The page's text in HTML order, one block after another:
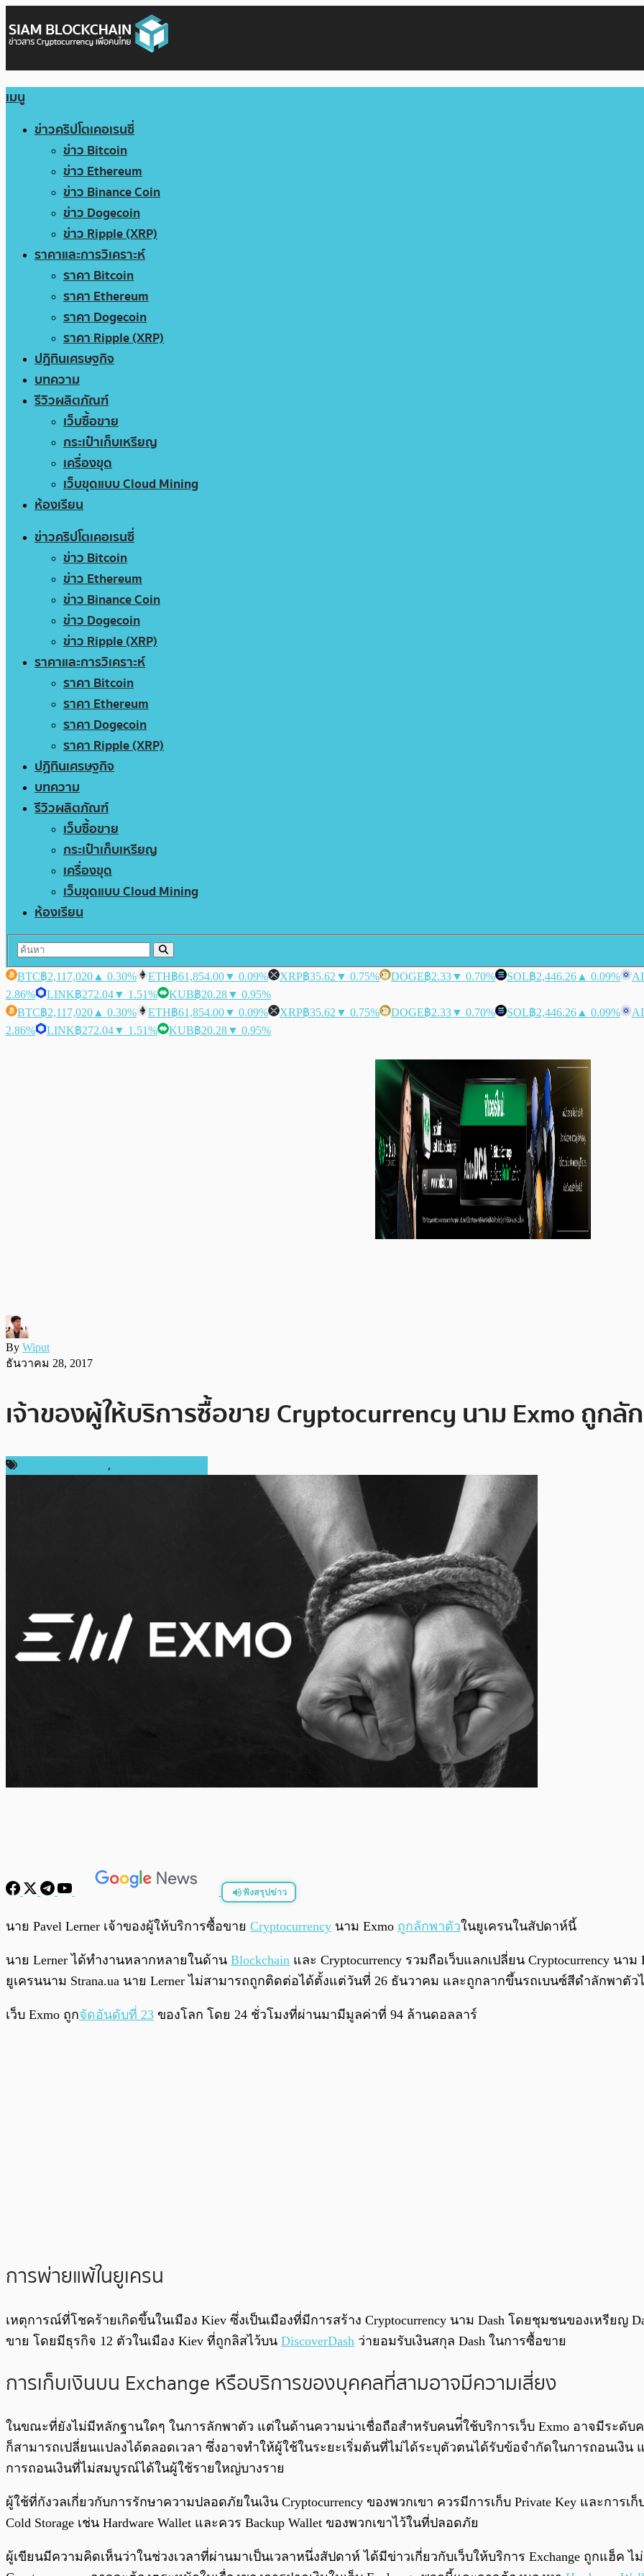
เมนู
ข่าวคริปโตเคอเรนซี่
ข่าว Bitcoin
ข่าว Ethereum
ข่าว Binance Coin
ข่าว Dogecoin
ข่าว Ripple (XRP)
ราคาและการวิเคราะห์
ราคา Bitcoin
ราคา Ethereum
ราคา Dogecoin
ราคา Ripple (XRP)
ปฏิทินเศรษฐกิจ
บทความ
รีวิวผลิตภัณฑ์
เว็บซื้อขาย
กระเป๋าเก็บเหรียญ
เครื่องขุด
เว็บขุดแบบ Cloud Mining
ห้องเรียน
ข่าวคริปโตเคอเรนซี่
ข่าว Bitcoin
ข่าว Ethereum
ข่าว Binance Coin
ข่าว Dogecoin
ข่าว Ripple (XRP)
ราคาและการวิเคราะห์
ราคา Bitcoin
ราคา Ethereum
ราคา Dogecoin
ราคา Ripple (XRP)
ปฏิทินเศรษฐกิจ
บทความ
รีวิวผลิตภัณฑ์
เว็บซื้อขาย
กระเป๋าเก็บเหรียญ
เครื่องขุด
เว็บขุดแบบ Cloud Mining
ห้องเรียน
BTC฿2,117,020 ▲ 0.30% ETH฿61,854.00▼ 0.09% XRP฿35.62 ▼ 0.75% DOGE฿2.33▼ 0.70% SOL฿2,446.26 ▲ 0.09%
2.86%
LINK฿272.04▼ 1.51% KUB฿20.28▼ 0.95%
BTC฿2,117,020 ▲ 0.30% ETH฿61,854.00▼ 0.09% XRP฿35.62 ▼ 0.75% DOGE฿2.33▼ 0.70% SOL฿2,446.26 ▲ 0.09%
2.86%
LINK฿272.04▼ 1.51% KUB฿20.28▼ 0.95%
By Wiput
ธันวาคม 28, 2017
เจ้าของผู้ให้บริการซื้อขาย Cryptocurrency นาม Exmo ถูกลั
,
ฟังสรุปข่าว
พร้อมเล่น
นาย Pavel Lerner เจ้าของผู้ให้บริการซื้อขาย Cryptocurrency นาม Exmo ถูกลักพาตัวในยูเครนในสัปดาห์นี้
นาย Lerner ได้ทำงานหลากหลายในด้าน Blockchain และ Cryptocurrency รวมถือเว็บแลกเปลี่ยน Cryptocurrency น
ยูเครนนาม Strana.ua นาย Lerner ไม่สามารถถูกติดต่อได้ตั้งแต่วันที่ 26 ธันวาคม และถูกลากขึ้นรถเบนซ์สีดำลักพาตัว
เว็บ Exmo ถูกจัดอันดับที่ 23 ของโลก โดย 24 ชั่วโมงที่ผ่านมามีมูลค่าที่ 94 ล้านดอลลาร์
การพ่ายแพ้ในยูเครน
เหตุการณ์ที่โชคร้ายเกิดขึ้นในเมือง Kiev ซึ่งเป็นเมืองที่มีการสร้าง Cryptocurrency นาม Dash โดยชุมชนของเหรียญ
ขาย โดยมีธุรกิจ 12 ตัวในเมือง Kiev ที่ถูกลิสไว้บน DiscoverDash ว่ายอมรับเงินสกุล Dash ในการซื้อขาย
การเก็บเงินบน Exchange หรือบริการของบุคคลที่สามอาจมีความเสี่ยง
ในขณะที่ยังไม่มีหลักฐานใดๆ ในการลักพาตัว แต่ในด้านความน่าเชื่อถือสำหรับคนท่ี่ใช้บริการเว็บ Exmo อาจมีระดั
ก็สามารถเปลี่ยนแปลงได้ตลอดเวลา ซึ่งอาจทำให้ผู้ใช้ในระยะเริ่มต้นที่ไม่ได้ระบุตัวตนได้รับข้อจำกัดในการถอนเงิน
การถอนเงินที่ไม่สมบูรณ์ได้ในผู้ใช้รายใหญ่บางราย
ผู้ใช้ที่กังวลเกี่ยวกับการรักษาความปลอดภัยในเงิน Cryptocurrency ของพวกเขา ควรมีการเก็บ Private Key และการเก็
Cold Storage เช่น Hardware Wallet และควร Backup Wallet ของพวกเขาไว้ในที่ปลอดภัย
ผู้เขียนมีความคิดเห็นว่าในช่วงเวลาที่ผ่านมาเป็นเวลาหนึ่งสัปดาห์ ได้มีข่าวเกี่ยวกับเว็บให้บริการ Exchange ถูกแฮ็ค ไม่